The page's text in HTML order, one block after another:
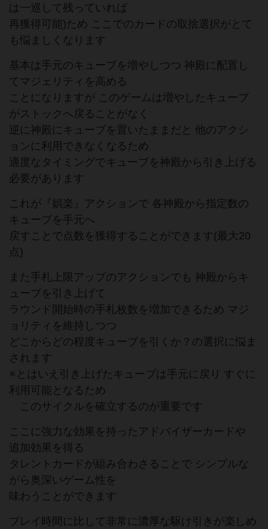
は一巡して残っていれば
再獲得可能)ため ここでのカードの取捨選択がとて
も悩ましくなります
基本は手元のキューブを増やしつつ 神殿に配置し
てマジェリティを高める
ことになりますが このゲームは増やしたキューブ
がストックへ戻ることがなく
逆に神殿にキューブを置いたままだと 他のアクシ
ョンに利用できなくなるため
適度なタイミングでキューブを神殿から引き上げる
必要があります
これが『娯楽』アクションで 各神殿から指定数の
キューブを手元へ
戻すことで点数を獲得することができます(最大20
点)
また手札上限アップのアクションでも 神殿からキ
ューブを引き上げて
ラウンド開始時の手札枚数を増加できるため マジ
ョリティを維持しつつ
どこからどの程度キューブを引くか？の選択に悩ま
されます
※とはいえ引き上げたキューブは手元に戻り すぐに
利用可能となるため
このサイクルを確立するのが重要です
ここに強力な効果を持ったアドバイザーカードや
追加効果を得る
タレントカードが組み合わさることで シンプルな
がら奥深いゲーム性を
味わうことができます
プレイ時間に比して非常に濃厚な駆け引きが楽しめ